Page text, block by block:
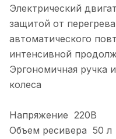
Электрический
защитой от
автоматического
интенсивной
Эргономичная ручка
колеса
Напряжение 220В
Объем ресивера 50 л